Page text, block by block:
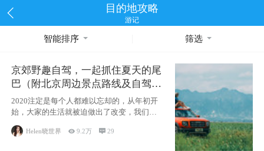
目的地攻略
游记
智能排序 筛选
京郊野趣自驾，一起抓住夏天的尾
巴（附北京周边景点路线及自驾攻
略）
2020注定是每个人都难以忘却的，从年初开
始，大家的生活就被迫做出了改变，我们也
不例外。本来双双辞职是为
Helen晓世界 9.2万 29